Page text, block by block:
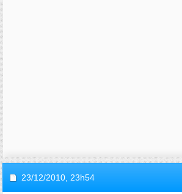
23/12/2010, 23h54